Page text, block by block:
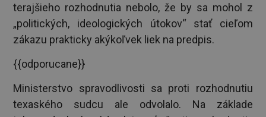
terajšieho rozhodnutia nebolo, že by sa mohol z
„politických, ideologických útokov“ stať cieľom
zákazu prakticky akýkoľvek liek na predpis.
{{odporucane}}
Ministerstvo spravodlivosti sa proti rozhodnutiu
texaského sudcu ale odvolalo. Na základe